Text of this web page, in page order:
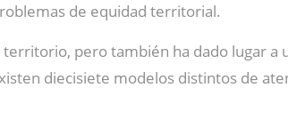
de equidad territorial.
pero también ha dado lugar a
diecisiete modelos distintos de